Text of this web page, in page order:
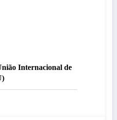
Internacional de